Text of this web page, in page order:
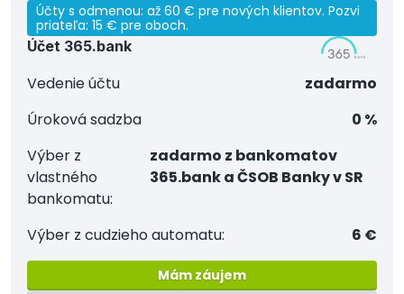
Účty s odmenou: až 60 € pre nových klientov. Pozvi
priateľa: 15 € pre oboch.
Účet 365.bank
Vedenie účtu
zadarmo
Úroková sadzba
0 %
Výber z
vlastného
bankomatu:
zadarmo z bankomatov
365.bank a ČSOB Banky v SR
Výber z cudzieho automatu: 6 €
Mám záujem